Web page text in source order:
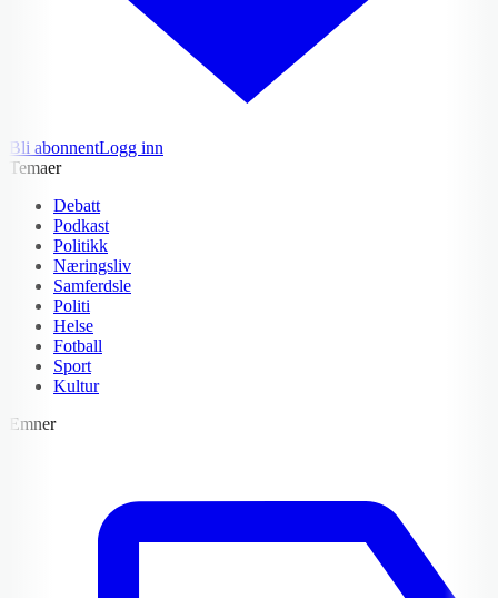
Bli abonnentLogg inn
Temaer
Debatt
Podkast
Politikk
Næringsliv
Samferdsle
Politi
Helse
Fotball
Sport
Kultur
Emner